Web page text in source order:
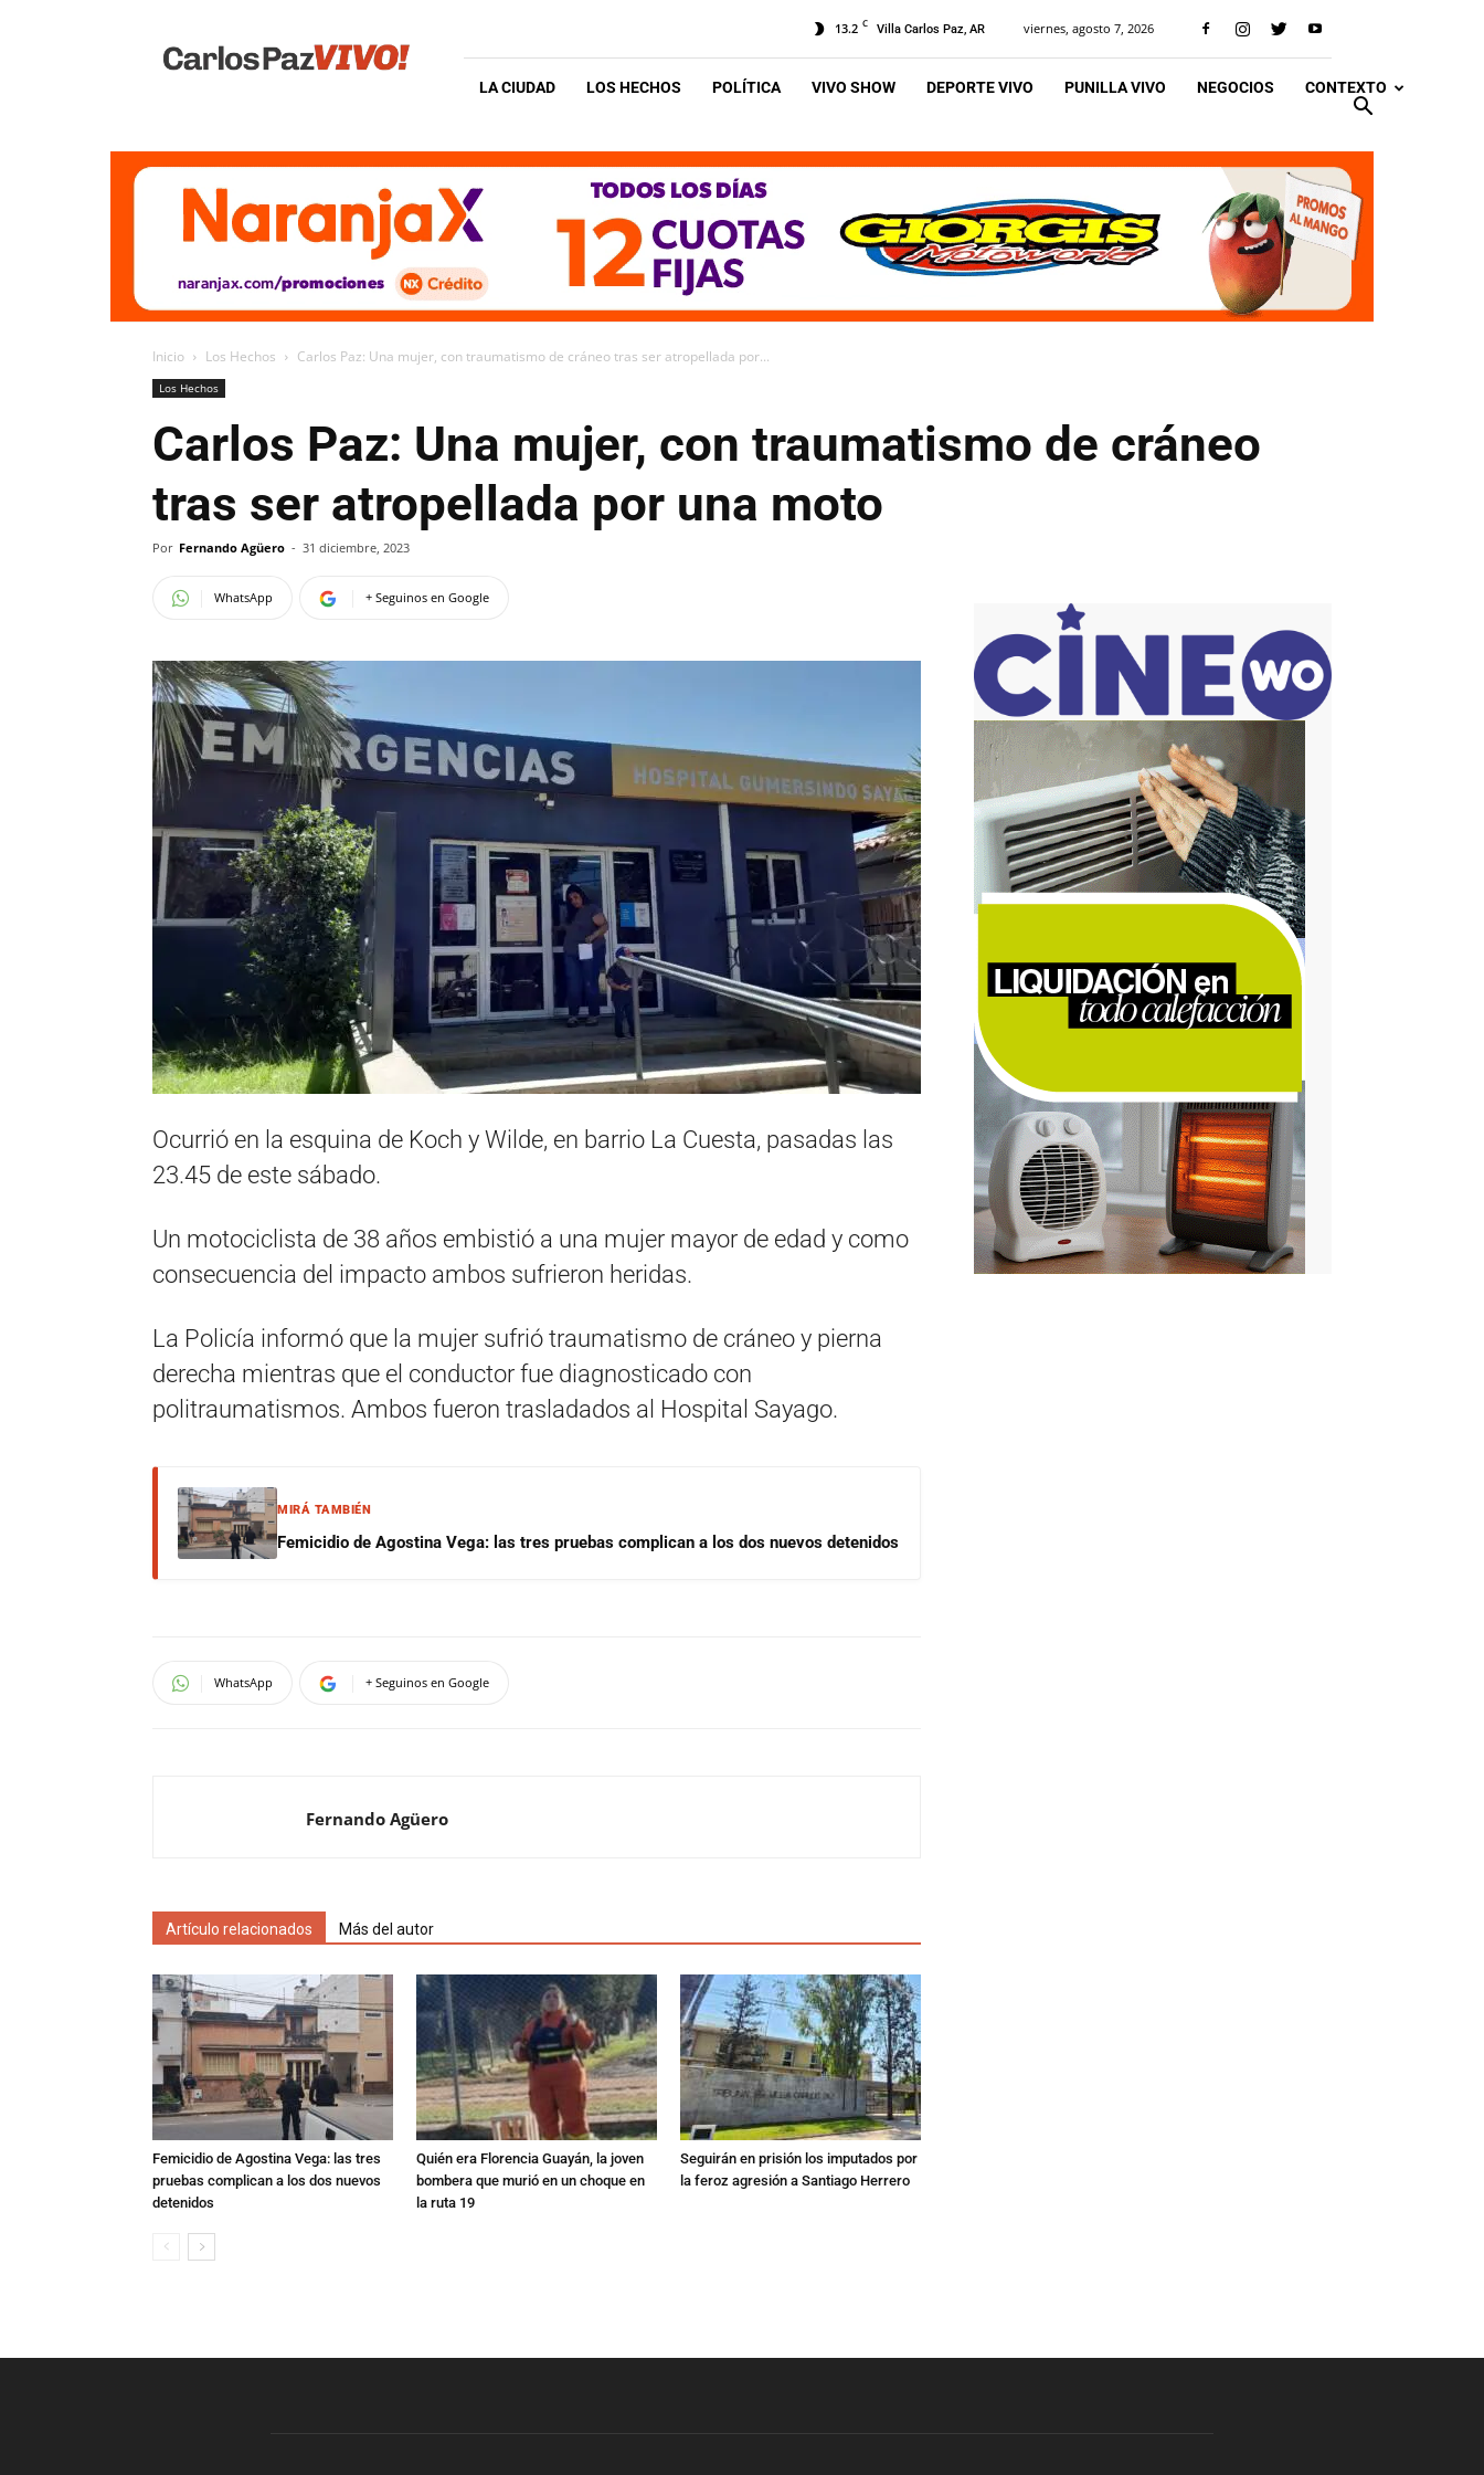
Vivo
13.2 C Villa Carlos Paz, AR viernes, agosto 7, 2026
LA CIUDAD LOS HECHOS POLÍTICA VIVO SHOW DEPORTE VIVO PUNILLA VIVO NEGOCIOS CONTEXTO
Inicio Los Hechos Carlos Paz: Una mujer, con traumatismo de cráneo tras ser atropellada por...
Los Hechos
Carlos Paz: Una mujer, con traumatismo de cráneo
tras ser atropellada por una moto
Por Fernando Agüero - 31 diciembre, 2023
WhatsApp + Seguinos en Google
Ocurrió en la esquina de Koch y Wilde, en barrio La Cuesta, pasadas las
23.45 de este sábado.
Un motociclista de 38 años embistió a una mujer mayor de edad y como
consecuencia del impacto ambos sufrieron heridas.
La Policía informó que la mujer sufrió traumatismo de cráneo y pierna
derecha mientras que el conductor fue diagnosticado con
politraumatismos. Ambos fueron trasladados al Hospital Sayago.
MIRÁ TAMBIÉN
Femicidio de Agostina Vega: las tres pruebas complican a los dos nuevos detenidos
WhatsApp + Seguinos en Google
Fernando Agüero
Artículo relacionados Más del autor
Femicidio de Agostina Vega: las tres
pruebas complican a los dos nuevos
detenidos
Quién era Florencia Guayán, la joven
bombera que murió en un choque en
la ruta 19
Seguirán en prisión los imputados por
la feroz agresión a Santiago Herrero